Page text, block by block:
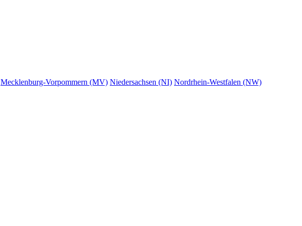
Mecklenburg-Vorpommern (MV) Niedersachsen (NI) Nordrhein-Westfalen (NW)